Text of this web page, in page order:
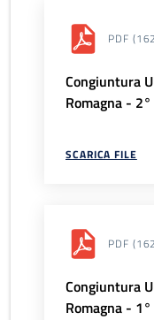
PDF
Congiuntura
Romagna -
SCARICA FILE
PDF
Congiuntura
Romagna -